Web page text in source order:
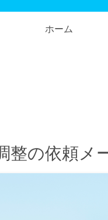
ホーム
整の依頼メ